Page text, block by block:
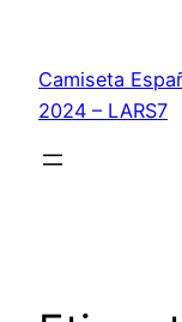
contenido
Camiseta
2024 – LARS7